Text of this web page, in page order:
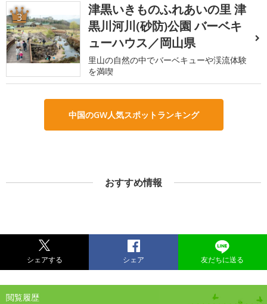
3
津黒いきものふれあいの里 津
黒川河川(砂防)公園 バーベキ
ューハウス／岡山県
里山の自然の中でバーベキューや渓流体験
を満喫
中国のGW人気スポットランキング
おすすめ情報
シェアする シェア 友だちに送る
閲覧履歴